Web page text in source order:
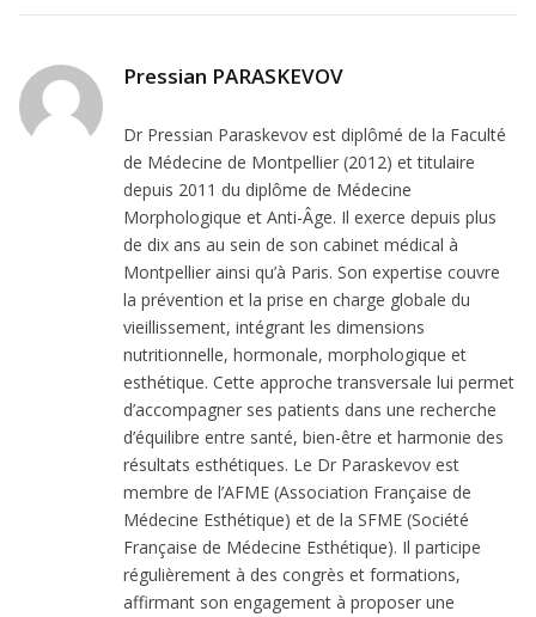
Pressian PARASKEVOV
Dr Pressian Paraskevov est diplômé de la Faculté
de Médecine de Montpellier (2012) et titulaire
depuis 2011 du diplôme de Médecine
Morphologique et Anti-Âge. Il exerce depuis plus
de dix ans au sein de son cabinet médical à
Montpellier ainsi qu’à Paris. Son expertise couvre
la prévention et la prise en charge globale du
vieillissement, intégrant les dimensions
nutritionnelle, hormonale, morphologique et
esthétique. Cette approche transversale lui permet
d’accompagner ses patients dans une recherche
d’équilibre entre santé, bien-être et harmonie des
résultats esthétiques. Le Dr Paraskevov est
membre de l’AFME (Association Française de
Médecine Esthétique) et de la SFME (Société
Française de Médecine Esthétique). Il participe
régulièrement à des congrès et formations,
affirmant son engagement à proposer une